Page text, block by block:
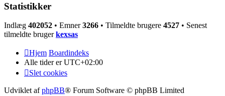
Statistikker
Indlæg 402052 • Emner3266 • Tilmeldte brugere 4527 • Senest
tilmeldte brugerkexsas
Hjem Boardindeks
Alle tider erUTC+02:00
Slet cookies
Udviklet afphpBB® Forum Software © phpBB Limited